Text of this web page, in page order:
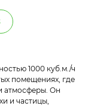
1000 куб.м./ч
помещениях, где
атмосферы. Он
и частицы,